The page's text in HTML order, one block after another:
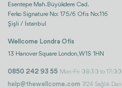
Esentepe Mah. Büyükdere Cad.
Ferko Signature No: 175/6 Ofis No:116
Şişli / İstanbul
Wellcome Londra Ofis
13 Hanover Square London, W1S 1HN
0850 242 93 55 Mon-Fri 08:30 to 17:00
help@thewellcome.com 7/24 Sağlık